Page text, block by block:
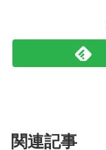
関連記事